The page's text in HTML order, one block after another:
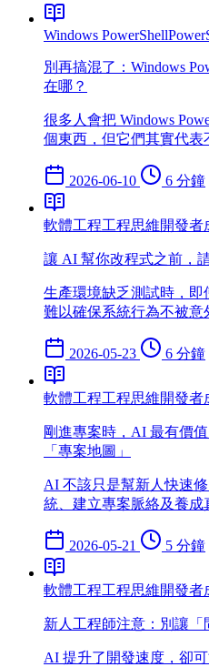
Windows PowerShell
別再搞混了：Windows
在哪？
很多人會把 Windows
個東西，但它們其實代表
2026-06-10 6 分鐘
軟體工程工程思維開發者
讓 AI 幫你改程式之前，
生產環境缺乏測試時，
難以確保系統行為不被意
2026-05-23 6 分鐘
軟體工程工程思維開發者
剛進專案時，AI 最有價
「專案地圖」
AI 不該只是幫新人快速
統、建立專案脈絡及養成
2026-05-21 5 分鐘
軟體工程工程思維開發者
新人工程師注意：別讓
AI 提升了開發速度，卻